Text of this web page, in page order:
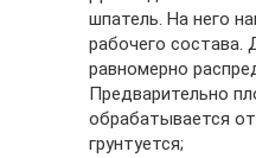
шпатель. На него
рабочего состава.
равномерно
Предварительно
обрабатывается
грунтуется;